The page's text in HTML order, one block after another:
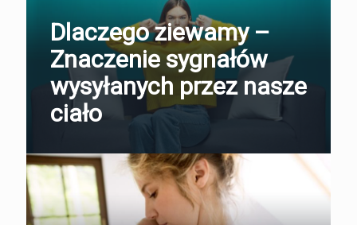
Dlaczego ziewamy –
Znaczenie sygnałów
wysyłanych przez nasze
ciało